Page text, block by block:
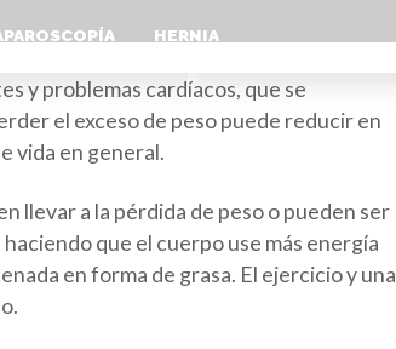
HERNIA
y problemas cardíacos, que se
el exceso de peso puede reducir en
vida en general.
llevar a la pérdida de peso o pueden ser
que el cuerpo use más energía
en forma de grasa. El ejercicio y una